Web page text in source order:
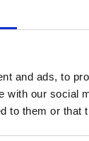
and ads, to
with our social
to them or